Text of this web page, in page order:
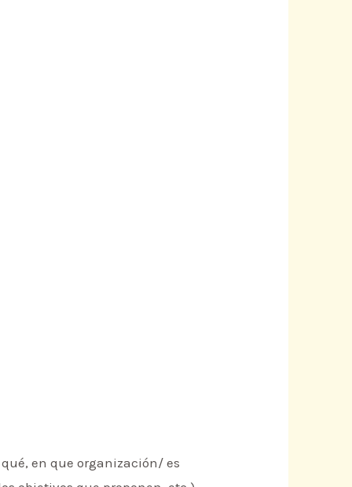
en que organización/ es